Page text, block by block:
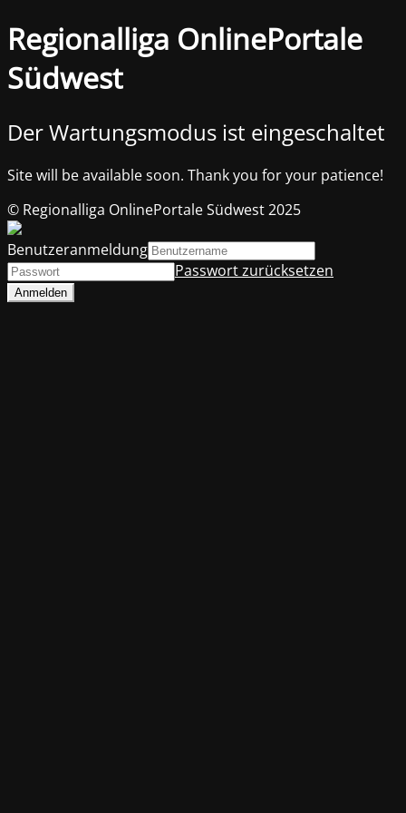
Regionalliga OnlinePortale
Südwest
Der Wartungsmodus ist eingeschaltet
Site will be available soon. Thank you for your patience!
© Regionalliga OnlinePortale Südwest 2025
Benutzeranmeldung
Passwort zurücksetzen